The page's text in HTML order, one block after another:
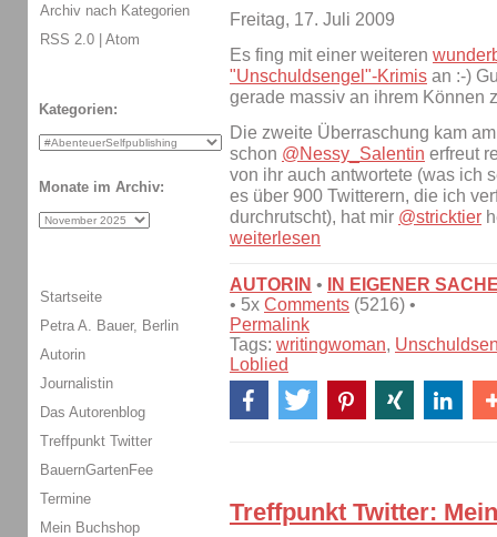
Freitag, 17. Juli 2009
Es fing mit einer weiteren
"Unschuldsengel"-Krimis an :-)
gerade massiv an ihrem Können
Die zweite Überraschung kam
schon @Nessy_Salentin erfreut
von ihr auch antwortete (was ich
es über 900 Twitterern, die ich
durchrutscht), hat mir @stricktier
weiterlesen
AUTORIN •
IN EIGENER
• 5x Comments (5216) •
Permalink
Tags: writingwoman,
Loblied
Treffpunkt Twitter:
Archiv nach Kategorien
RSS 2.0 | Atom
Kategorien:
Monate im Archiv:
Startseite
Petra A. Bauer, Berlin
Autorin
Journalistin
Das Autorenblog
Treffpunkt Twitter
BauernGartenFee
Termine
Mein Buchshop